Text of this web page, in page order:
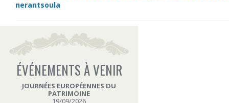
nerantsoula
ÉVÉNEMENTS À VENIR
JOURNÉES EUROPÉENNES DU
PATRIMOINE
19/09/2026